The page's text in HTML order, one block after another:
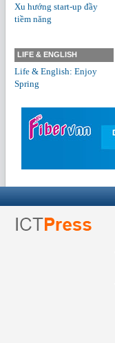
Xu hướng start-up đầy
tiềm năng
LIFE & ENGLISH
Life & English: Enjoy
Spring